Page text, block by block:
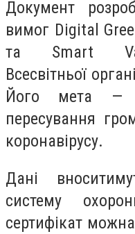
Документ
вимог Digital
та Smart
Всесвітньої
Його мета —
пересування
коронавірусу.
Дані
систему
сертифікат